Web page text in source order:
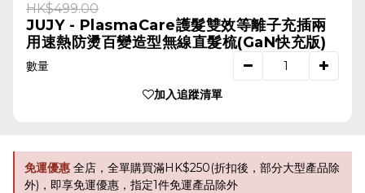
HK$499.00
JUJY - PlasmaCare護髮雙效等離子充插兩
用速熱防燙百變造型無線直髮梳(GaN快充版)
數量
加入追蹤清單
免運優惠 全店，全單購買滿HK$250(折扣後，部分大型產品除
外)，即享免運優惠，指定1件免運產品除外